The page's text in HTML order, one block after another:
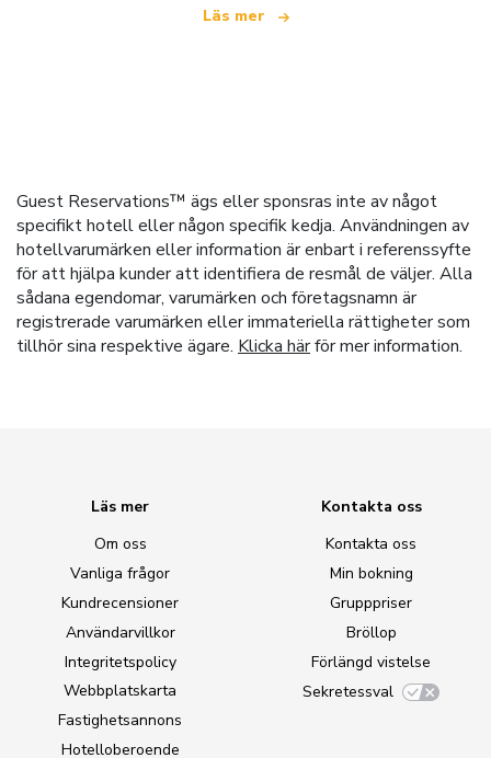
Läs mer
Guest Reservations™ ägs eller sponsras inte av något
specifikt hotell eller någon specifik kedja. Användningen av
hotellvarumärken eller information är enbart i referenssyfte
för att hjälpa kunder att identifiera de resmål de väljer. Alla
sådana egendomar, varumärken och företagsnamn är
registrerade varumärken eller immateriella rättigheter som
tillhör sina respektive ägare. Klicka härför mer information.
Läs mer
Om oss
Vanliga frågor
Kundrecensioner
Användarvillkor
Integritetspolicy
Webbplatskarta
Fastighetsannons
Hotelloberoende
Kontakta oss
Kontakta oss
Min bokning
Grupppriser
Bröllop
Förlängd vistelse
Sekretessval